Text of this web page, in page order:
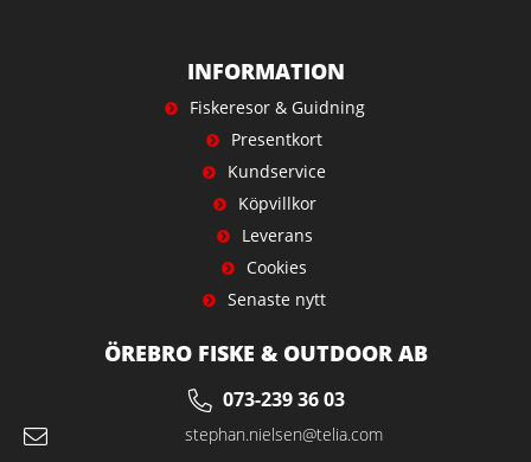
INFORMATION
Fiskeresor & Guidning
Presentkort
Kundservice
Köpvillkor
Leverans
Cookies
Senaste nytt
ÖREBRO FISKE & OUTDOOR AB
073-239 36 03
stephan.nielsen@telia.com